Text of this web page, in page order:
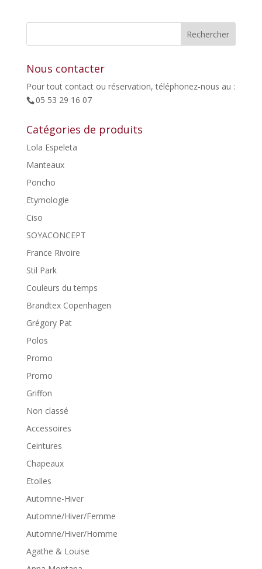
était : est :
Nous contacter
Pour tout contact ou réservation, téléphonez-nous au :
05 53 29 16 07
Catégories de produits
Lola Espeleta
Manteaux
Poncho
Etymologie
Ciso
SOYACONCEPT
France Rivoire
Stil Park
Couleurs du temps
Brandtex Copenhagen
Grégory Pat
Polos
Promo
Promo
Griffon
Non classé
Accessoires
Ceintures
Chapeaux
Etolles
Automne-Hiver
Automne/Hiver/Femme
Automne/Hiver/Homme
Agathe & Louise